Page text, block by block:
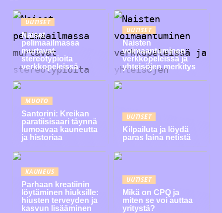
UUTISET
Naiset
pelimaailmassa
murtavat
stereotypioita
verkkopeleissä
UUTISET
Naisten
voimaantuminen
verkkopeleissä ja
yhteisöjen merkitys
MUOTO
Santorini: Kreikan
paratiisisaari täynnä
lumoavaa kauneutta
ja historiaa
UUTISET
Kilpailuta ja löydä
paras laina netistä
KAUNEUS
Parhaan kreatiinin
löytäminen hiuksille:
hiusten terveyden ja
kasvun lisääminen
UUTISET
Mikä on CPQ ja
miten se voi auttaa
yritystä?